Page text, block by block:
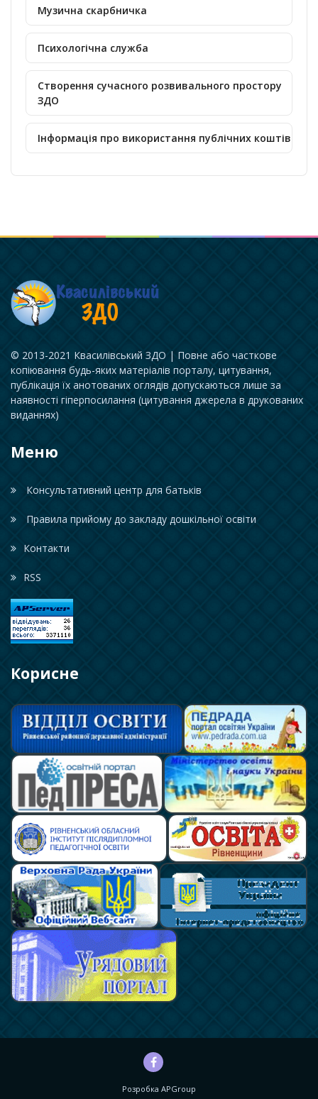
Музична скарбничка
Психологічна служба
Створення сучасного розвивального простору
ЗДО
Інформація про використання публічних коштів
© 2013-2021 Квасилівський ЗДО | Повне або часткове
копіювання будь-яких матеріалів порталу, цитування,
публікація їх анотованих оглядів допускаються лише за
наявності гіперпосилання (цитування джерела в друкованих
виданнях)
Меню
Консультативний центр для батьків
Правила прийому до закладу дошкільної освіти
Контакти
RSS
Корисне
Розробка APGroup